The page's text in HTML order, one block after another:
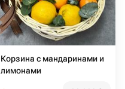
Корзина с мандаринами и
лимонами